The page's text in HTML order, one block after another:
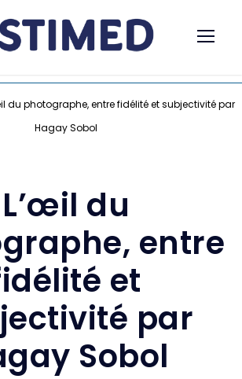
du photographe, entre fidélité et subjectivité par
Hagay Sobol
L’œil du
entre
et
par
Sobol